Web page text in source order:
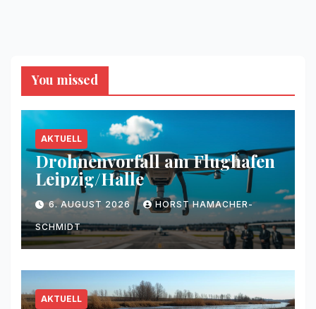
You missed
AKTUELL
Drohnenvorfall am Flughafen
Leipzig/Halle
6. AUGUST 2026 HORST HAMACHER-
SCHMIDT
AKTUELL